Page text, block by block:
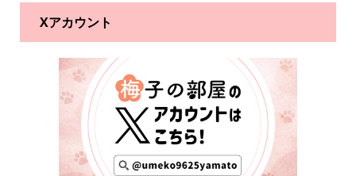
Xアカウント